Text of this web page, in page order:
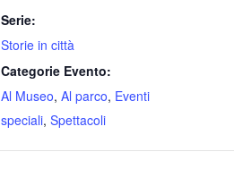
Serie:
Storie in città
Categorie Evento:
Al Museo, Al parco, Eventi
speciali, Spettacoli